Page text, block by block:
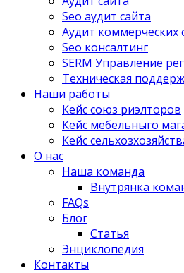
Seo аудит сайта
Аудит коммерческих
Seo консалтинг
SERM Управление
Техническая
Наши работы
Кейс союз риэлторов
Кейс мебельныго
Кейс
О нас
Наша команда
Внутрянка
FAQs
Блог
Статья
Энциклопедия
Контакты